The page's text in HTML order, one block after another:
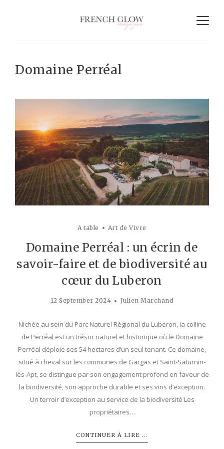
Domaine Perréal
A table Art de Vivre
Domaine Perréal : un écrin de
savoir-faire et de biodiversité au
cœur du Luberon
12 September 2024 Julien Marchand
Nichée au sein du Parc Naturel Régional du Luberon, la colline
de Perréal est un trésor naturel et historique où le Domaine
Perréal déploie ses 54 hectares d’un seul tenant. Ce domaine,
situé à cheval sur les communes de Gargas et Saint-Saturnin-
lès-Apt, se distingue par son engagement profond en faveur de
la biodiversité, son approche durable et ses vins d’exception.
Un terroir d’exception au service de la biodiversité Les
propriétaires…
CONTINUER À LIRE ...